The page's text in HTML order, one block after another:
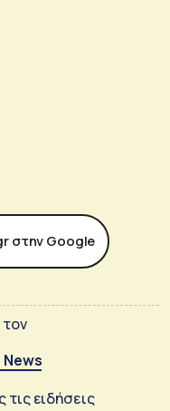
στην Google
ειδήσεις